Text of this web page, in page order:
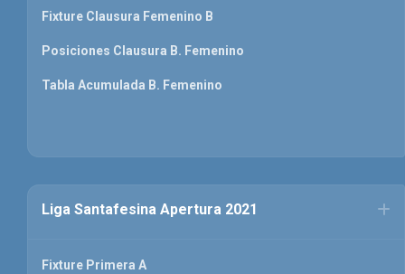
Fixture Clausura Femenino B
Posiciones Clausura B. Femenino
Tabla Acumulada B. Femenino
Liga Santafesina Apertura 2021
Fixture Primera A